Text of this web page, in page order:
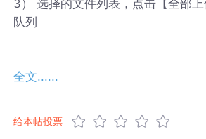
3） 选择的文件列表，点击【全部
队列
全文......
给本帖投票